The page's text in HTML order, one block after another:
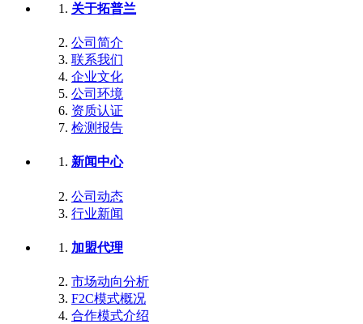
关于拓普兰
公司简介
联系我们
企业文化
公司环境
资质认证
检测报告
新闻中心
公司动态
行业新闻
加盟代理
市场动向分析
F2C模式概况
合作模式介绍